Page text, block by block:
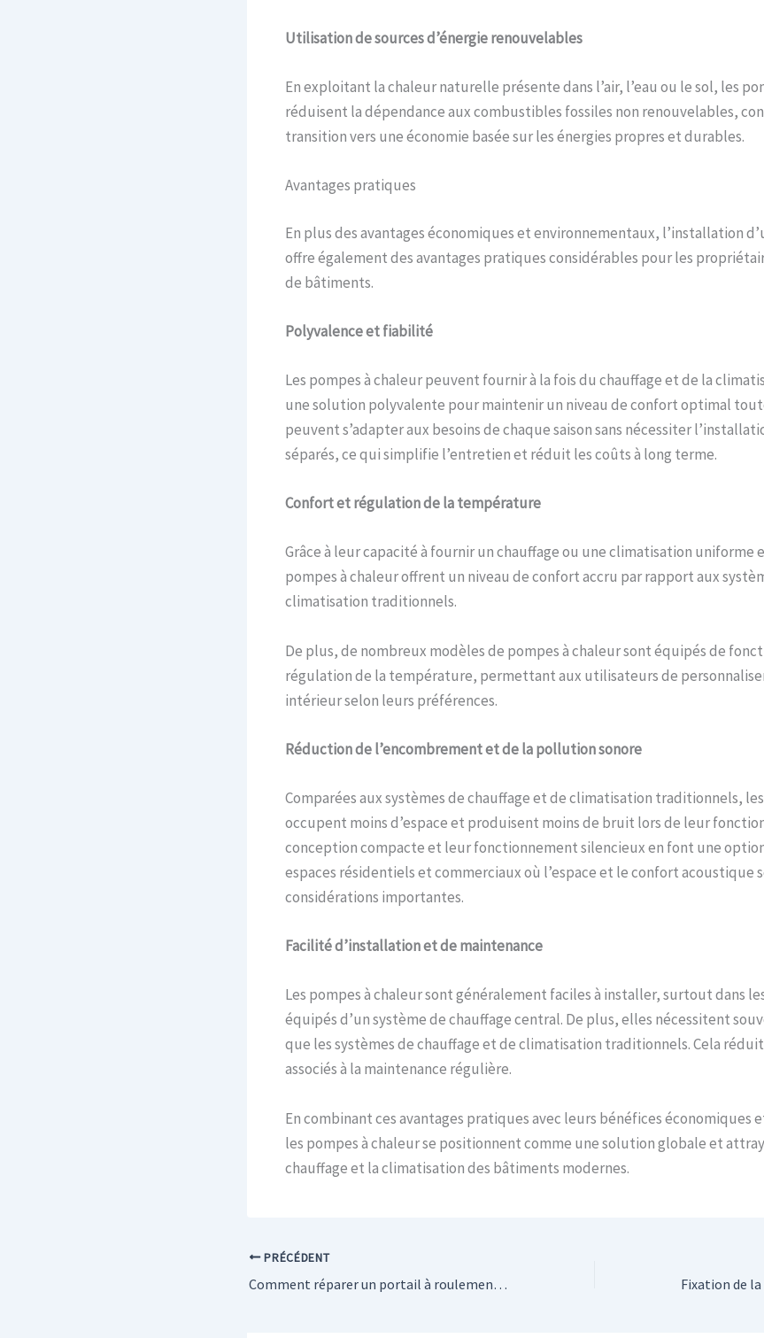
Utilisation de sources d’énergie renouvelables
En exploitant la chaleur naturelle présente dans l’air, l’eau ou le sol, les
réduisent la dépendance aux combustibles fossiles non renouvelables,
transition vers une économie basée sur les énergies propres et durables.
Avantages pratiques
En plus des avantages économiques et environnementaux, l’installation
offre également des avantages pratiques considérables pour les
de bâtiments.
Polyvalence et fiabilité
Les pompes à chaleur peuvent fournir à la fois du chauffage et de la
une solution polyvalente pour maintenir un niveau de confort optimal
peuvent s’adapter aux besoins de chaque saison sans nécessiter
séparés, ce qui simplifie l’entretien et réduit les coûts à long terme.
Confort et régulation de la température
Grâce à leur capacité à fournir un chauffage ou une climatisation uniforme
pompes à chaleur offrent un niveau de confort accru par rapport aux
climatisation traditionnels.
De plus, de nombreux modèles de pompes à chaleur sont équipés de
régulation de la température, permettant aux utilisateurs de
intérieur selon leurs préférences.
Réduction de l’encombrement et de la pollution sonore
Comparées aux systèmes de chauffage et de climatisation traditionnels,
occupent moins d’espace et produisent moins de bruit lors de leur
conception compacte et leur fonctionnement silencieux en font une
espaces résidentiels et commerciaux où l’espace et le confort acoustique
considérations importantes.
Facilité d’installation et de maintenance
Les pompes à chaleur sont généralement faciles à installer, surtout dans
équipés d’un système de chauffage central. De plus, elles nécessitent
que les systèmes de chauffage et de climatisation traditionnels. Cela
associés à la maintenance régulière.
En combinant ces avantages pratiques avec leurs bénéfices économiques
les pompes à chaleur se positionnent comme une solution globale et
chauffage et la climatisation des bâtiments modernes.
PRÉCÉDENT
Comment réparer un portail à roulement qui coince